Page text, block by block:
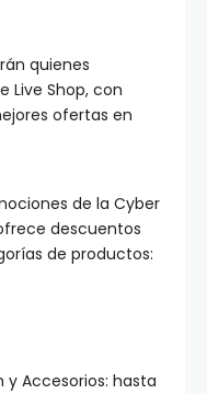
quienes
Live Shop, con
ofertas en
de la Cyber
descuentos
de productos:
Accesorios: hasta